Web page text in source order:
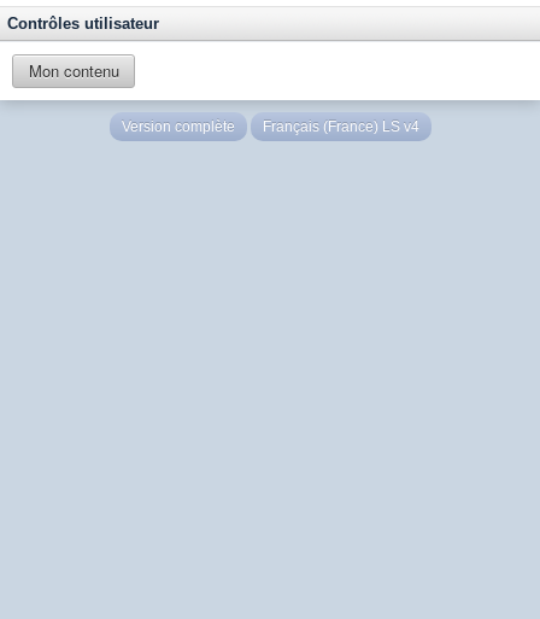
Contrôles utilisateur
Mon contenu
Version complète Français (France) LS v4